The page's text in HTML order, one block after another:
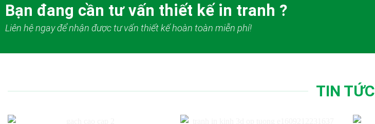
Bạn đang cần tư vấn thiết kế in tranh ?
Liên hệ ngay để nhận được tư vấn thiết kế hoàn toàn miễn phí!
TIN TỨC